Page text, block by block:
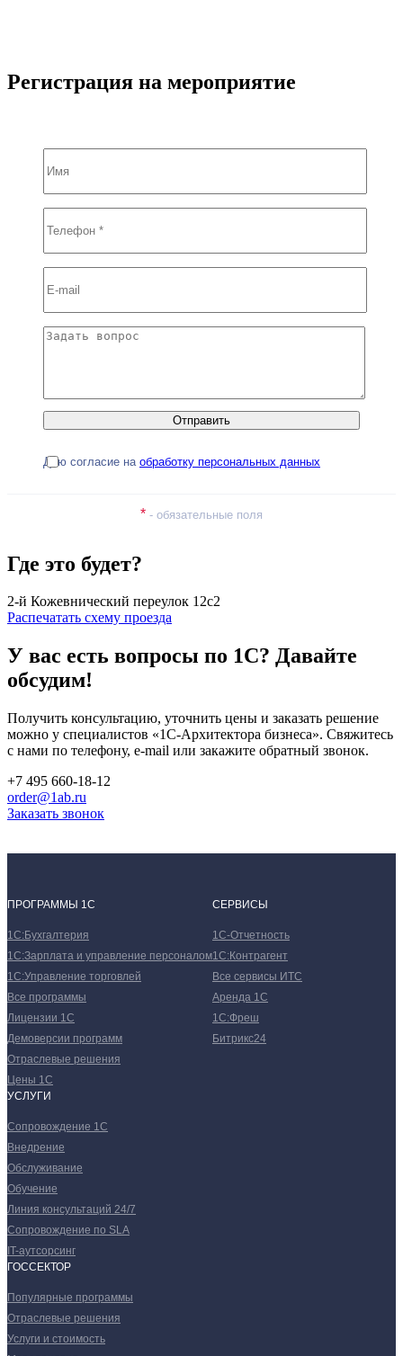
Регистрация на мероприятие
Даю согласие на обработку персональных данных
* - обязательные поля
Где это будет?
2-й Кожевнический переулок 12с2
Распечатать схему проезда
У вас есть вопросы по 1С? Давайте
обсудим!
Получить консультацию, уточнить цены и заказать решение
можно у специалистов «1С-Архитектора бизнеса». Свяжитесь
с нами по телефону, e-mail или закажите обратный звонок.
+7 495 660-18-12
order@1ab.ru
Заказать звонок
ПРОГРАММЫ 1С
1С:Бухгалтерия
1С:Зарплата и управление персоналом
1С:Управление торговлей
Все программы
Лицензии 1С
Демоверсии программ
Отраслевые решения
Цены 1С
СЕРВИСЫ
1С-Отчетность
1С:Контрагент
Все сервисы ИТС
Аренда 1С
1С:Фреш
Битрикс24
УСЛУГИ
Сопровождение 1С
Внедрение
Обслуживание
Обучение
Линия консультаций 24/7
Сопровождение по SLA
IT-аутсорсинг
ГОССЕКТОР
Популярные программы
Отраслевые решения
Услуги и стоимость